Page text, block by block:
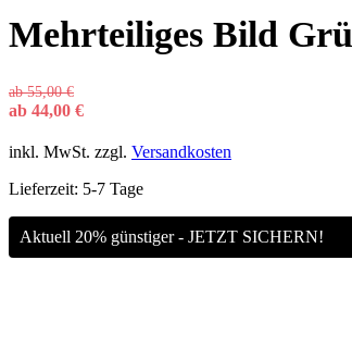
Mehrteiliges Bild
ab55,00€
ab 44,00 €
inkl. MwSt. zzgl. Versandkosten
Lieferzeit: 5-7 Tage
Aktuell 20% günstiger - JETZT SICHERN!